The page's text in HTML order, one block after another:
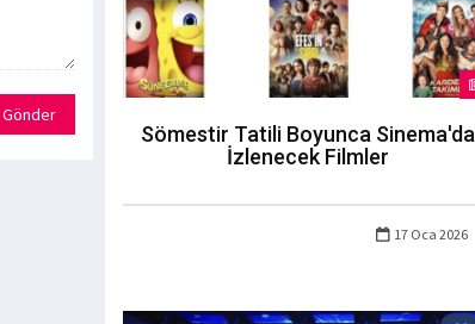
Gönder
Sömestir Tatili Boyunca Sinema'da
İzlenecek Filmler
17 Oca 2026